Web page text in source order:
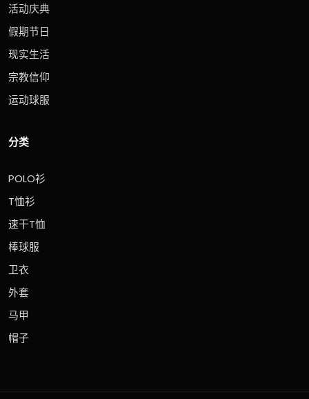
活动庆典
假期节日
现实生活
宗教信仰
运动球服
分类
POLO衫
T恤衫
速干T恤
棒球服
卫衣
外套
马甲
帽子